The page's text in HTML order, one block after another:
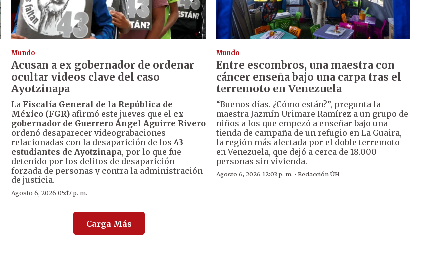
Mundo
Acusan a ex gobernador de ordenar
ocultar videos clave del caso
Ayotzinapa
La Fiscalía General de la República de
México (FGR) afirmó este jueves que el ex
gobernador de Guerrero Ángel Aguirre Rivero
ordenó desaparecer videograbaciones
relacionadas con la desaparición de los43
estudiantes de Ayotzinapa, por lo que fue
detenido por los delitos de desaparición
forzada de personas y contra la administración
de justicia.
Agosto 6, 2026 05:17 p. m.
Mundo
Entre escombros, una maestra con
cáncer enseña bajo una carpa tras el
terremoto en Venezuela
“Buenos días. ¿Cómo están?”, pregunta la
maestra Jazmín Urimare Ramírez a un grupo de
niños a los que empezó a enseñar bajo una
tienda de campaña de un refugio en La Guaira,
la región más afectada por el doble terremoto
en Venezuela, que dejó a cerca de 18.000
personas sin vivienda.
Agosto 6, 2026 12:03 p. m. · Redacción ÚH
Carga Más